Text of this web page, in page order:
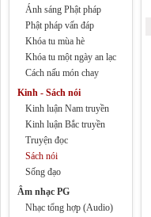
Ánh sáng Phật pháp
Phật pháp vấn đáp
Khóa tu mùa hè
Khóa tu một ngày an lạc
Cách nấu món chay
Kinh - Sách nói
Kinh luận Nam truyền
Kinh luận Bắc truyền
Truyện đọc
Sách nói
Sống đạo
Âm nhạc PG
Nhạc tổng hợp (Audio)